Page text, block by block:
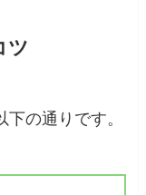
ツ
の通りです。